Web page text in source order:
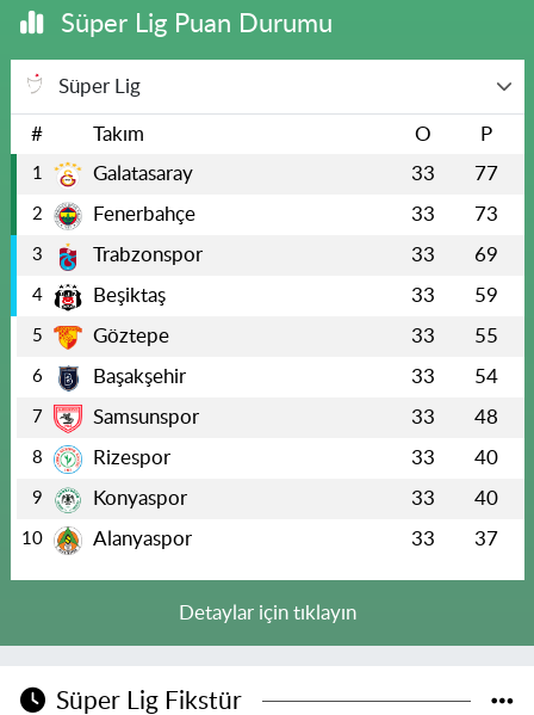
Süper Lig Puan Durumu
Süper Lig
# Takım O P
1 Galatasaray 33 77
2 Fenerbahçe 33 73
3 Trabzonspor 33 69
4 Beşiktaş 33 59
5 Göztepe 33 55
6 Başakşehir 33 54
7 Samsunspor 33 48
8 Rizespor 33 40
9 Konyaspor 33 40
10 Alanyaspor 33 37
Detaylar için tıklayın
Süper Lig Fikstür